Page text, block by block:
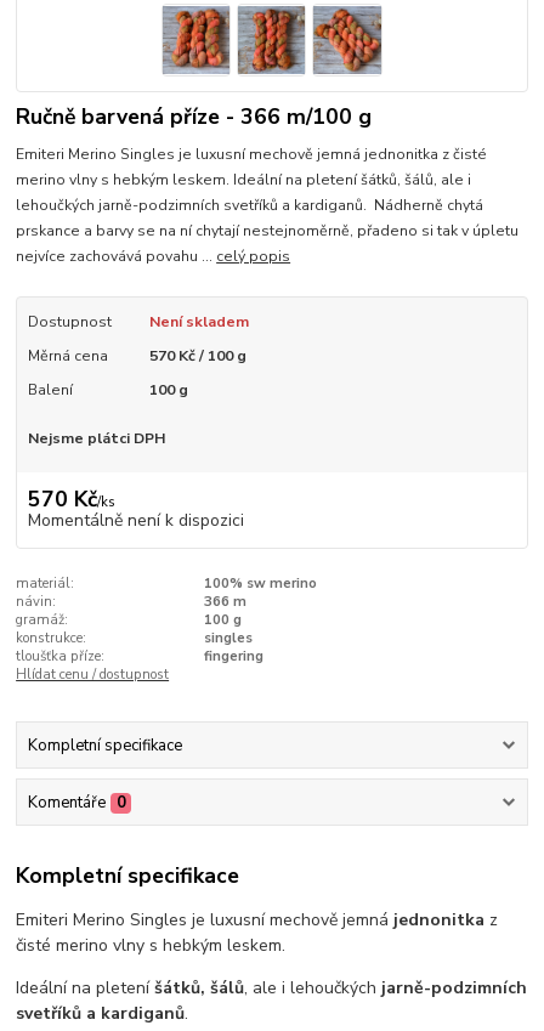
Ručně barvená příze - 366 m/100 g
Emiteri Merino Singles je luxusní mechově jemná jednonitka z čisté
merino vlny s hebkým leskem. Ideální na pletení šátků, šálů, ale i
lehoučkých jarně-podzimních svetříků a kardiganů. Nádherně chytá
prskance a barvy se na ní chytají nestejnoměrně, přadeno si tak v úpletu
nejvíce zachovává povahu ... celý popis
Dostupnost
Není skladem
Měrná cena
570 Kč / 100 g
Balení
100 g
Nejsme plátci DPH
570 Kč/ks
Momentálně není k dispozici
materiál:
100% sw merino
návin:
366 m
gramáž:
100 g
konstrukce:
singles
tloušťka příze:
fingering
Hlídat cenu / dostupnost
Kompletní specifikace
Komentáře 0
Kompletní specifikace
Emiteri Merino Singles je luxusní mechově jemná jednonitka z
čisté merino vlny s hebkým leskem.
Ideální na pleteníšátků, šálů, ale i lehoučkých jarně-podzimních
svetříků a kardiganů.